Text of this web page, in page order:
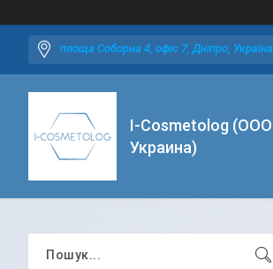
площа Соборна 4, офіс 7, Дніпро, Україна
I-Cosmetolog
Украина)